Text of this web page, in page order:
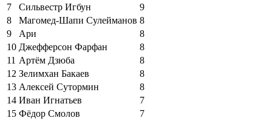
7
Сильвестр Игбун
9
8
Магомед-Шапи Сулейманов 8
9
Ари
8
10 Джефферсон Фарфан
8
11 Артём Дзюба
8
12 Зелимхан Бакаев
8
13 Алексей Сутормин
8
14 Иван Игнатьев
7
15 Фёдор Смолов 7